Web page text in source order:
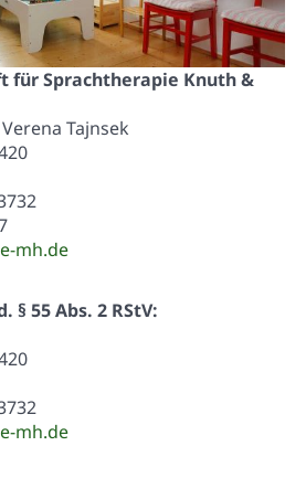
für Sprachtherapie Knuth &
Tajnsek
mh.de
55 Abs. 2 RStV:
mh.de